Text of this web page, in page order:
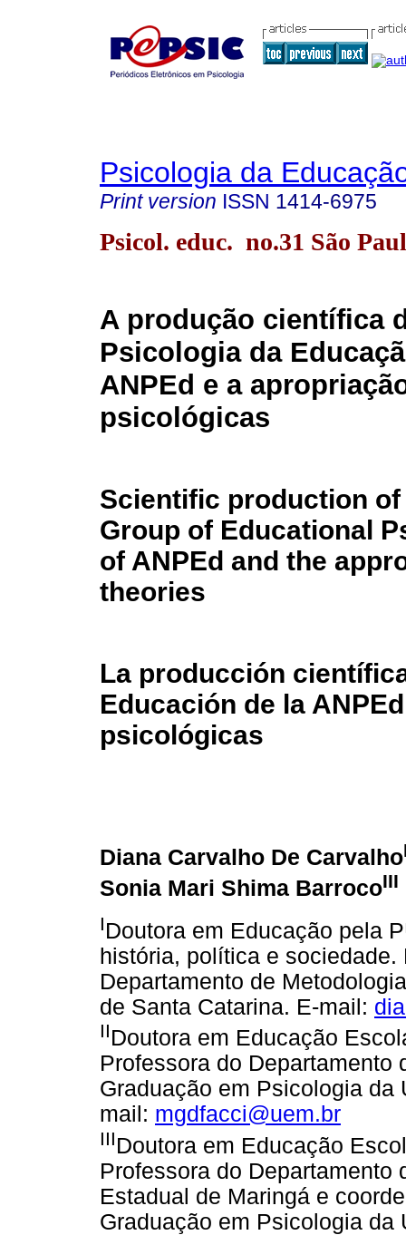
Psicologia da
Print version ISSN 1414-6975
Psicol. educ. no.31 São
A produção científica
Psicologia da
ANPEd e a
psicológicas
Scientific production of
Group of Educational
of ANPEd and the
theories
La producción
Educación de la
psicológicas
Diana Carvalho De Carvalho
Sonia Mari Shima BarrocoIII
IDoutora em Educação pela
história, política e
Departamento de
de Santa Catarina. E-mail:
IIDoutora em Educação
Professora do Departamento
Graduação em Psicologia da
mail: mgdfacci@uem.br
IIIDoutora em Educação
Professora do
Estadual de Maringá e
Graduação em Psicologia